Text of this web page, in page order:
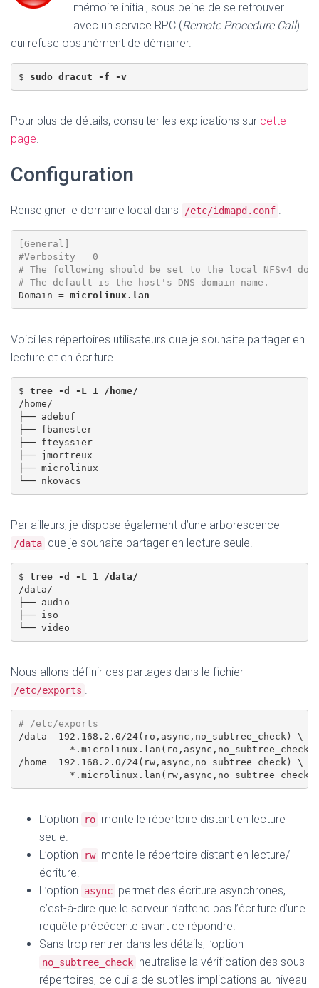
mémoire initial, sous peine de se retrouver
avec un service RPC (Remote Procedure Call)
qui refuse obstinément de démarrer.
$ sudo dracut -f -v
Pour plus de détails, consulter les explications sur cette
page.
Configuration
Renseigner le domaine local dans /etc/idmapd.conf .
[General]
#Verbosity = 0
# The following should be set to the local NFSv4
# The default is the host's DNS domain name.
Domain = microlinux.lan
Voici les répertoires utilisateurs que je souhaite partager en
lecture et en écriture.
$ tree -d -L 1 /home/
/home/
├── adebuf
├── fbanester
├── fteyssier
├── jmortreux
├── microlinux
Par ailleurs, je dispose également d’une arborescence
/data que je souhaite partager en lecture seule.
$ tree -d -L 1 /data/
/data/
├── audio
├── iso
Nous allons définir ces partages dans le fichier
/etc/exports .
# /etc/exports
/data  192.168.2.0/24(ro,async,no_subtree_check) \
         *.microlinux.lan(ro,async,no_subtree_check)
/home  192.168.2.0/24(rw,async,no_subtree_check) \
L’option ro monte le répertoire distant en lecture
seule.
L’option
rw monte le répertoire distant en lecture/
écriture.
L’option
async permet des écriture asynchrones,
c’est-à-dire que le serveur n’attend pas l’écriture d’une
requête précédente avant de répondre.
Sans trop rentrer dans les détails, l’option
no_subtree_check neutralise la vérification des sous-
répertoires, ce qui a de subtiles implications au niveau